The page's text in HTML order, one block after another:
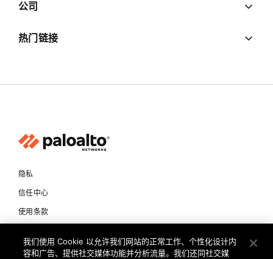
公司
热门链接
隐私
信任中心
使用条款
我们使用 Cookie 以允许我们网站的正常工作、个性化设计内
容和广告、提供社交媒体功能并分析流量。我们还同社交媒